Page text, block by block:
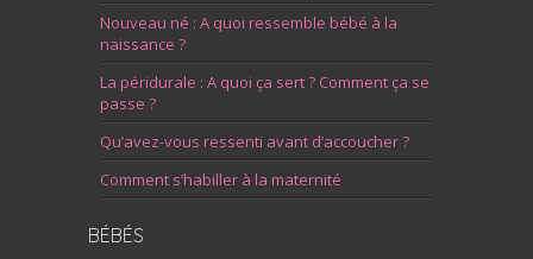
Nouveau né : A quoi ressemble bébé à la
naissance ?
La péridurale : A quoi ça sert ? Comment ça se
passe ?
Qu’avez-vous ressenti avant d’accoucher ?
Comment s’habiller à la maternité
BÉBÉS